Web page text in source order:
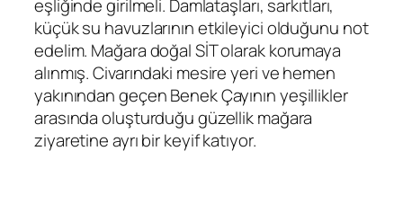
eşliğinde girilmeli. Damlataşları, sarkıtları,
küçük su havuzlarının etkileyici olduğunu not
edelim. Mağara doğal SİT olarak korumaya
alınmış. Civarındaki mesire yeri ve hemen
yakınından geçen Benek Çayının yeşillikler
arasında oluşturduğu güzellik mağara
ziyaretine ayrı bir keyif katıyor.